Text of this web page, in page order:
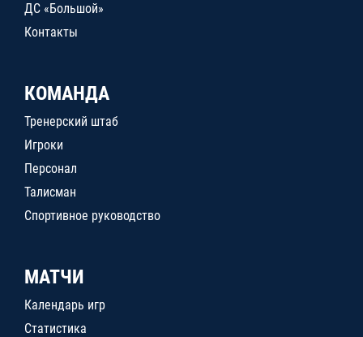
ДС «Большой»
Контакты
КОМАНДА
Тренерский штаб
Игроки
Персонал
Талисман
Спортивное руководство
МАТЧИ
Календарь игр
Статистика